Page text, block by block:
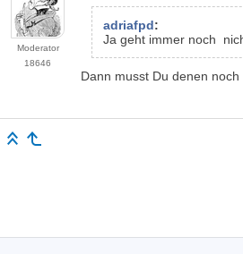
Moderator
18646
adriafpd:
Ja geht immer noch
Dann musst Du denen